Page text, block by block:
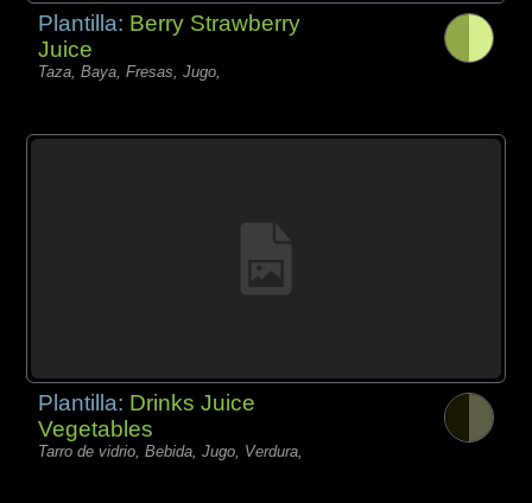
Plantilla: Berry Strawberry
Juice
Taza, Baya, Fresas, Jugo,
Plantilla: Drinks Juice
Vegetables
Tarro de vidrio, Bebida, Jugo, Verdura,